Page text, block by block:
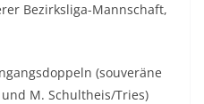
Bezirksliga-Mannschaft,
(souveräne
M. Schultheis/Tries)